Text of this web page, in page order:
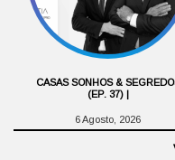
CASAS SONHOS &
(EP. 37) |
6 Agosto, 2026